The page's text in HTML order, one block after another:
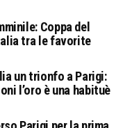
Coppa del
tra le favorite
un trionfo a Parigi:
l’oro è una habituè